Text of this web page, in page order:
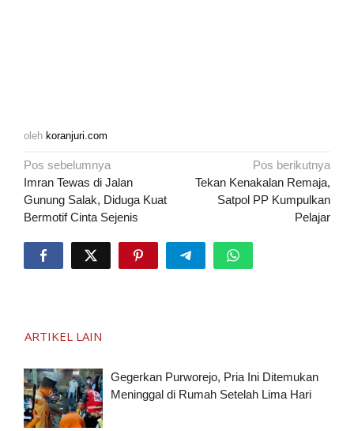
oleh koranjuri.com
Navigasi
pos
Pos sebelumnya
Imran Tewas di Jalan
Gunung Salak, Diduga Kuat
Bermotif Cinta Sejenis
Pos berikutnya
Tekan Kenakalan Remaja,
Satpol PP Kumpulkan
Pelajar
ARTIKEL LAIN
Gegerkan Purworejo, Pria Ini Ditemukan
Meninggal di Rumah Setelah Lima Hari